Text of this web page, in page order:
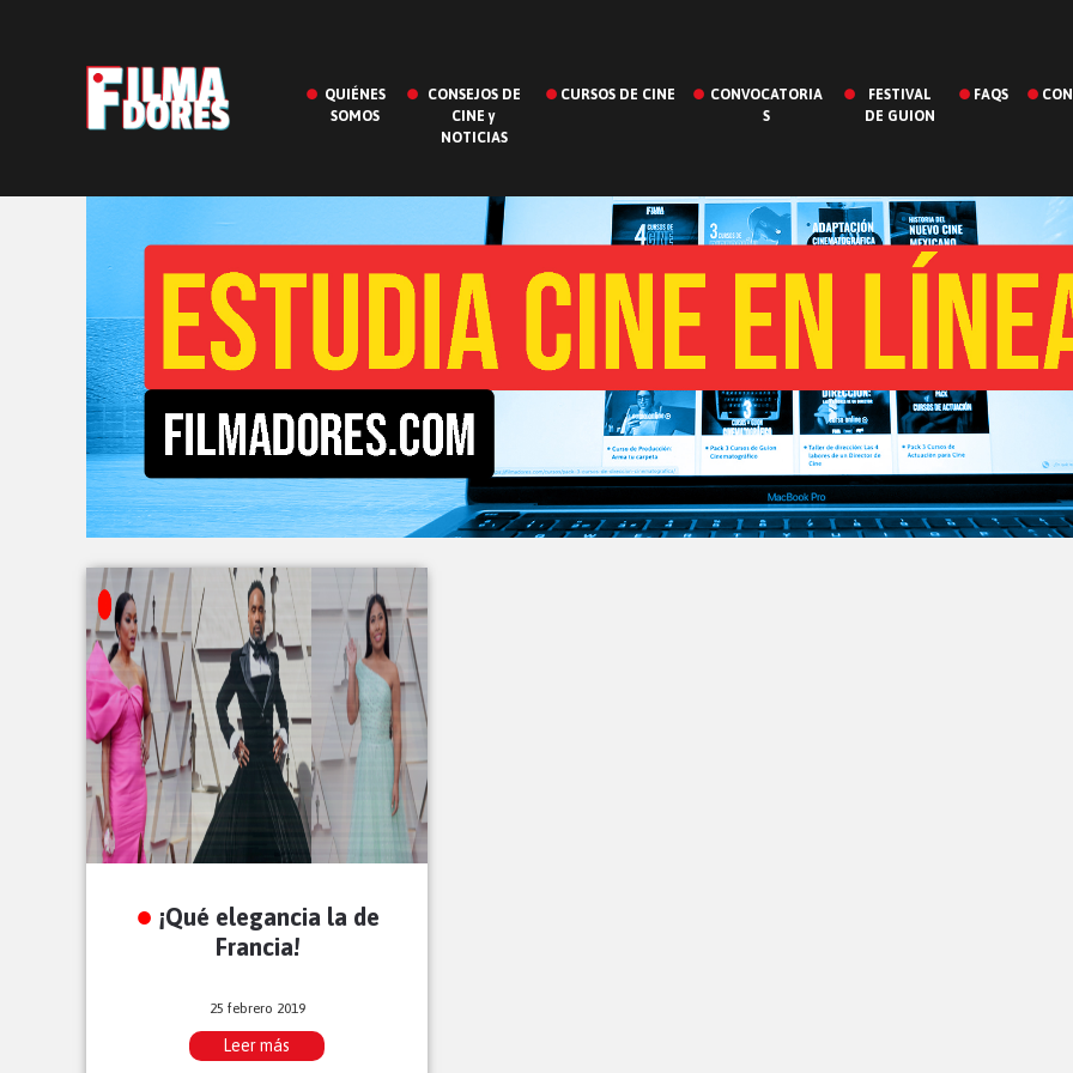
QUIÉNES
SOMOS
CONSEJOS DE
CINE y
NOTICIAS
CURSOS DE CINE
CONVOCATORIA
S
FESTIVAL
DE GUION
FAQS
¡Qué elegancia la de
Francia!
25 febrero 2019
Leer más